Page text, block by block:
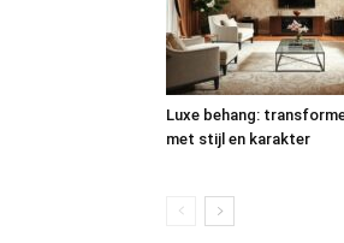
Luxe behang:
met stijl en karakter